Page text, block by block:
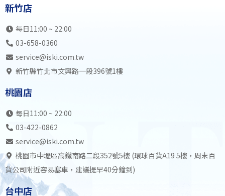
新竹店
每日11:00 ~ 22:00
03-658-0360
service@iski.com.tw
新竹縣竹北市文興路一段396號1樓
桃園店
每日11:00 ~ 22:00
03-422-0862
service@iski.com.tw
桃園市中壢區高鐵南路二段352號5樓 (環球百貨A19 5樓，周末百
貨公司附近容易塞車，建議提早40分鐘到)
台中店